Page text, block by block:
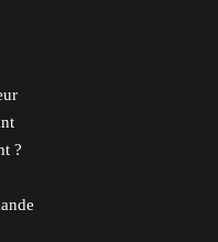
?